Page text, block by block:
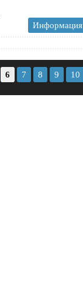
Информация
6 7 8 9 10